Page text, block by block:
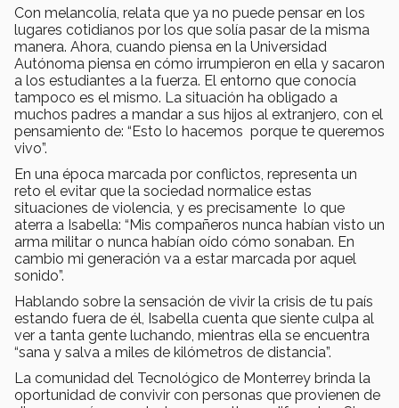
Con melancolía, relata que ya no puede pensar en los
lugares cotidianos por los que solía pasar de la misma
manera. Ahora, cuando piensa en la Universidad
Autónoma piensa en cómo irrumpieron en ella y sacaron
a los estudiantes a la fuerza. El entorno que conocía
tampoco es el mismo. La situación ha obligado a
muchos padres a mandar a sus hijos al extranjero, con el
pensamiento de: “Esto lo hacemos porque te queremos
vivo”.
En una época marcada por conflictos, representa un
reto el evitar que la sociedad normalice estas
situaciones de violencia, y es precisamente lo que
aterra a Isabella: “Mis compañeros nunca habían visto un
arma militar o nunca habían oído cómo sonaban. En
cambio mi generación va a estar marcada por aquel
sonido”.
Hablando sobre la sensación de vivir la crisis de tu país
estando fuera de él, Isabella cuenta que siente culpa al
ver a tanta gente luchando, mientras ella se encuentra
“sana y salva a miles de kilómetros de distancia”.
La comunidad del Tecnológico de Monterrey brinda la
oportunidad de convivir con personas que provienen de